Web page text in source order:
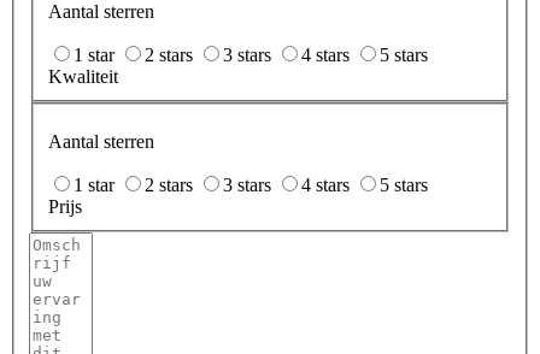
Aantal sterren
1 star 2 stars 3 stars 4 stars
5 stars
Kwaliteit
Aantal sterren
1 star 2 stars 3 stars 4 stars
5 stars
Prijs